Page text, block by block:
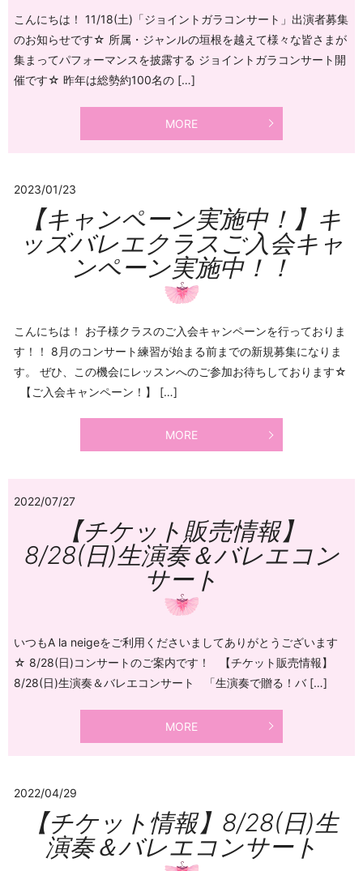
こんにちは！ 11/18(土)「ジョイントガラコンサート」出演者募集
のお知らせです☆ 所属・ジャンルの垣根を越えて様々な皆さまが
集まってパフォーマンスを披露する ジョイントガラコンサート開
催です☆ 昨年は総勢約100名の […]
MORE
2023/01/23
【キャンペーン実施中！】キ
ッズバレエクラスご入会キャ
ンペーン実施中！！
こんにちは！ お子様クラスのご入会キャンペーンを行っておりま
す！！ 8月のコンサート練習が始まる前までの新規募集になりま
す。 ぜひ、この機会にレッスンへのご参加お待ちしております☆
【ご入会キャンペーン！】 […]
MORE
2022/07/27
【チケット販売情報】
8/28(日)生演奏＆バレエコン
サート
いつもA la neigeをご利用くださいましてありがとうございます
☆ 8/28(日)コンサートのご案内です！ 【チケット販売情報】
8/28(日)生演奏＆バレエコンサート 「生演奏で贈る！バ […]
MORE
2022/04/29
【チケット情報】8/28(日)生
演奏＆バレエコンサート